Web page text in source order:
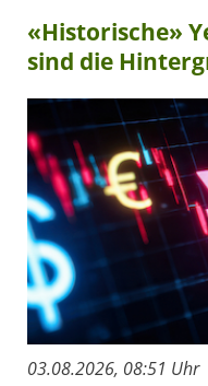
«Historische»
sind die
03.08.2026, 08:51 Uhr